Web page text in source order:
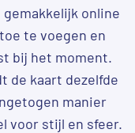
online
te voegen en
bij het moment.
de kaart dezelfde
manier
voor stijl en sfeer.